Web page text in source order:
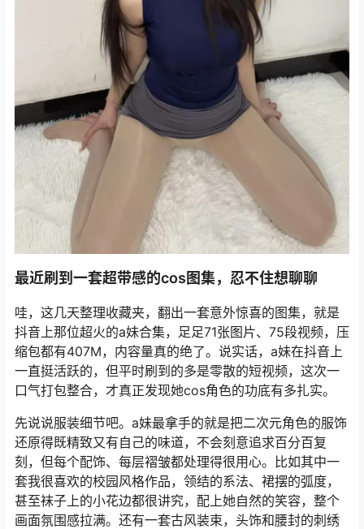
最近刷到一套超带感的cos图集，忍不住想聊聊
哇，这几天整理收藏夹，翻出一套意外惊喜的图集，就是
抖音上那位超火的a妹合集，足足71张图片、75段视频，压
缩包都有407M，内容量真的绝了。说实话，a妹在抖音上
一直挺活跃的，但平时刷到的多是零散的短视频，这次一
口气打包整合，才真正发现她cos角色的功底有多扎实。
先说说服装细节吧。a妹最拿手的就是把二次元角色的服饰
还原得既精致又有自己的味道，不会刻意追求百分百复
刻，但每个配饰、每层褶皱都处理得很用心。比如其中一
套我很喜欢的校园风格作品，领结的系法、裙摆的弧度，
甚至袜子上的小花边都很讲究，配上她自然的笑容，整个
画面氛围感拉满。还有一套古风装束，头饰和腰封的刺绣